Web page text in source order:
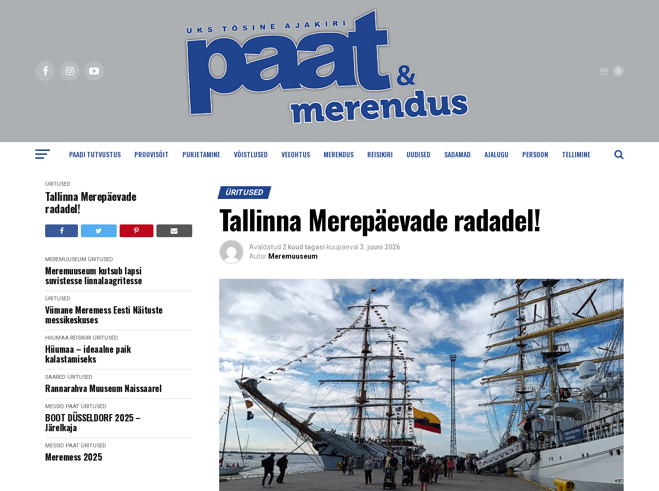
0
PAADI TUTVUSTUS PROOVISÕIT PURJETAMINE VÕISTLUSED VEEOHTUS MERENDUS REISIKIRI UUDISED SADAMAD AJALUGU PERSOON TELLIMINE
ÜRITUSED
Tallinna Merepäevade
radadel!
MEREMUUSEUM ÜRITUSED
Meremuuseum kutsub lapsi
suvistesse linnalaagritesse
ÜRITUSED
Viimane Meremess Eesti Näituste
messikeskuses
HIIUMAA REISIKIRI ÜRITUSED
Hiiumaa – ideaalne paik
kalastamiseks
SAARED ÜRITUSED
Rannarahva Muuseum Naissaarel
MESSID PAAT ÜRITUSED
BOOT DÜSSELDORF 2025 –
Järelkaja
MESSID PAAT ÜRITUSED
Meremess 2025
ÜRITUSED
Tallinna Merepäevade radadel!
Avaldatud 2 kuud tagasi kuupäeval 3. juuni 2026
Autor Meremuuseum